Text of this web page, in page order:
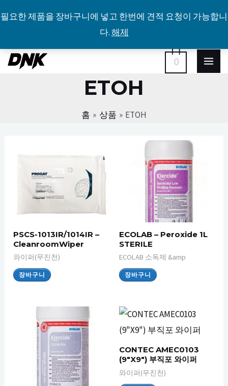
필요한 제품을 장바구니에 넣고 한번에 견적 요청이 가능합니
다.해제
0
ETOH
홈 상품 ETOH
PSCS-1013IR/1014IR –
CleanroomWiper
와이퍼(무진천)
장바구니
ECOLAB – Peroxide 1L
STERILE
ECOLAB 소독제 &amp
장바구니
CONTEC AMEC0103
(9″X9″) 부직포 와이퍼
와이퍼(무진천)